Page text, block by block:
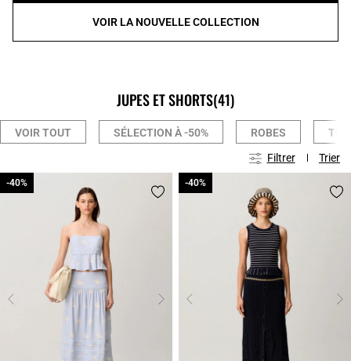
VOIR LA NOUVELLE COLLECTION
JUPES ET SHORTS(41)
VOIR TOUT SÉLECTION À -50% ROBES
Filtrer Trier
-40%
-40% -40%
-40%